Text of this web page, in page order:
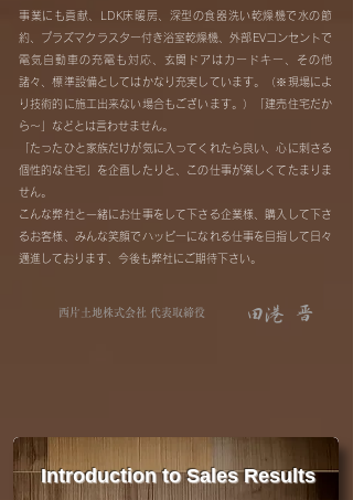
田港 晋
西片土地株式会社 代表取締役
事業にも貢献、LDK床暖房、深型の食器洗い乾燥機で水の節
約、プラズマクラスター付き浴室乾燥機、外部EVコンセントで
電気自動車の充電も対応、玄関ドアはカードキー、その他
諸々、標準設備としてはかなり充実しています。（※現場によ
り技術的に施工出来ない場合もございます。）「建売住宅だか
ら～」などとは言わせません。
「たったひと家族だけが気に入ってくれたら良い、心に刺さる
個性的な住宅」を企画したりと、この仕事が楽しくてたまりま
せん。
こんな弊社と一緒にお仕事をして下さる企業様、購入して下さ
るお客様、みんな笑顔でハッピーになれる仕事を目指して日々
邁進しております、今後も弊社にご期待下さい。
Introduction to Sales Results